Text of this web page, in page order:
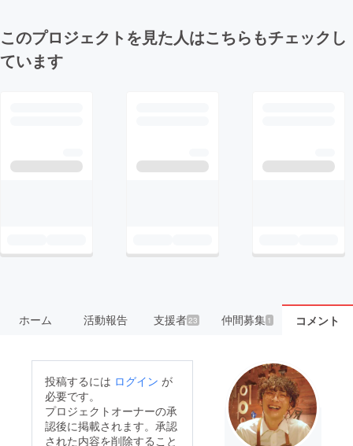
このプロジェクトを見た人はこちらもチェックし
ています
ホーム 活動報告 支援者 23 仲間募集 1 コメント
投稿するには ログイン が
必要です。
プロジェクトオーナーの承
認後に掲載されます。承認
された内容を削除すること